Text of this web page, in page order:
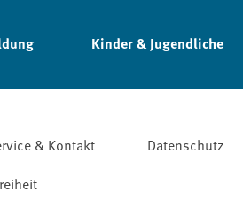
Kinder & Jugendliche
& Kontakt
Datenschutz